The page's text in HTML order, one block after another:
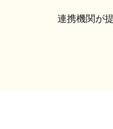
連携機関が